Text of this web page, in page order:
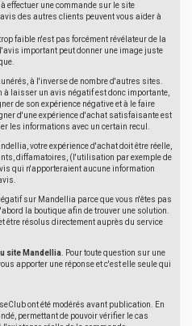
effectuer une commande sur le site
des autres clients peuvent vous aider à
faible n'est pas forcément révélateur de la
important peut donner une image juste
à l'inverse de nombre d'autres sites.
à laisser un avis négatif est donc importante,
de son expérience négative et à le faire
d'une expérience d'achat satisfaisante est
les informations avec un certain recul.
votre expérience d'achat doit être réelle,
diffamatoires, (l'utilisation par exemple de
qui n'apporteraient aucune information
sur Mandellia parce que vous n'êtes pas
la boutique afin de trouver une solution.
être résolus directement auprès du service
site Mandellia . Pour toute question sur une
apporter une réponse et c'est elle seule qui
ont été modérés avant publication. En
permettant de pouvoir vérifier le cas